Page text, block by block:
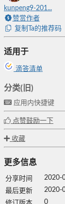
kunpeng9-201...
赞赏作者
复制Ta的推荐码
适用于
滴答清单
分类(旧)
应用内快捷键
点赞鼓励一下
收藏
更多信息
分享时间
2020-
最后更新
2020-
0